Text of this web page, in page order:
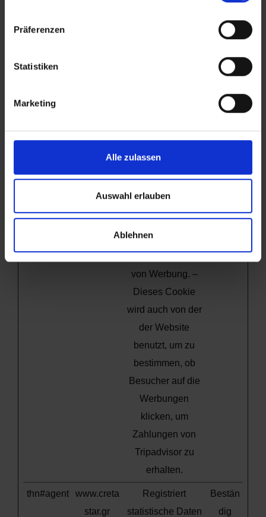
Präferenzen
Statistiken
Marketing
Alle zulassen
Auswahl erlauben
Ablehnen
Ansicht von
eingebetteten
Inhalten von
Tripadvisor, z. B.
von Werbung. –
Dieses Cookie
wird auch von der
der Website
benutzt, um zu
bestimmen, ob
Besucher auf die
Werbungen
klicken, um
Zahlungen von
Tripadvisor zu
erhalten.
thn#agent
www.creta
star.gr
Registriert
statistische Daten
Bestän
dig